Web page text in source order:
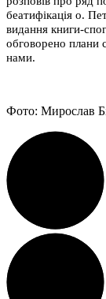
беатифікація о.
видання книги-
обговорено плани
нами.
Фото: Мирослав